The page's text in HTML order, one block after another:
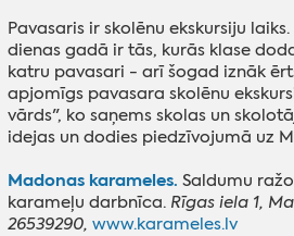
Pavasaris ir skolēnu ekskursiju
dienas gadā ir tās, kurās klase
katru pavasari - arī šogad iznāk
apjomīgs pavasara skolēnu
vārds", ko saņems skolas un
idejas un dodies piedzīvojumā uz
Madonas karameles. Saldumu
karameļu darbnīca. Rīgas iela 1,
26539290, www.karameles.lv